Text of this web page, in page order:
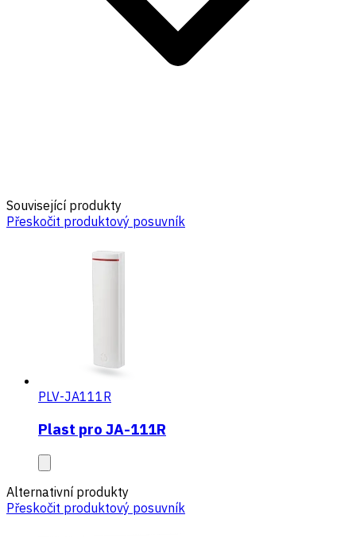
Související produkty
Přeskočit produktový posuvník
PLV-JA111R
Plast pro JA-111R
Alternativní produkty
Přeskočit produktový posuvník